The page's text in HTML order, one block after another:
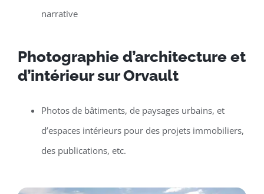
narrative
Photographie d’architecture et
d’intérieur sur Orvault
Photos de bâtiments, de paysages urbains, et
d’espaces intérieurs pour des projets immobiliers,
des publications, etc.